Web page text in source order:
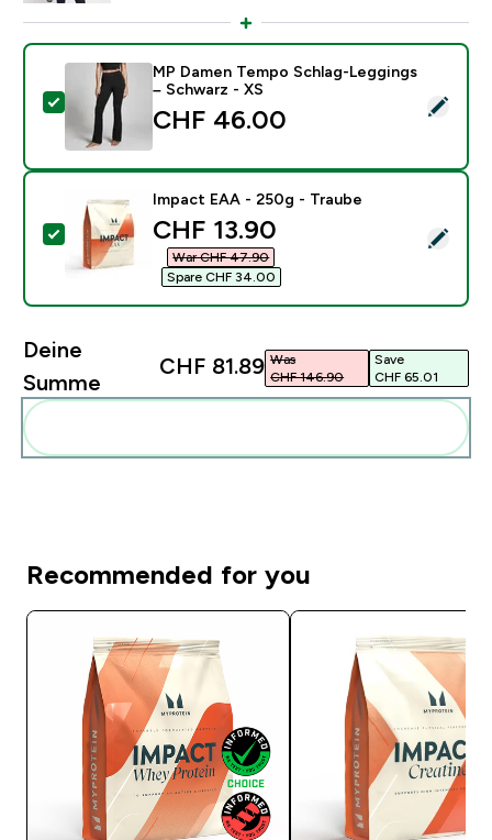
Dieses Produkt ausw�hlen - MP Damen Tempo
MP Damen Tempo Schlag-Leggings
– Schwarz - XS
CHF 46.00‎
Dieses Produkt ausw�hlen - Impact EAA - 250g -
Impact EAA - 250g - Traube
discounted price
CHF 13.90‎
War CHF 47.90‎
Spare CHF 34.00‎
Deine
Summe
CHF 81.89‎ Was
CHF 146.90‎
Save
CHF 65.01‎
Recommended for you